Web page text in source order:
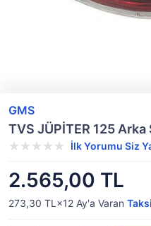
GMS
TVS JÜPİTER 125
İlk Yorumu Siz
2.565,00 TL
273,30 TL×12 Ay'a Varan